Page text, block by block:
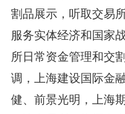
割品展示，听取交易
服务实体经济和国家
所日常资金管理和交
调，上海建设国际金
健、前景光明，上海